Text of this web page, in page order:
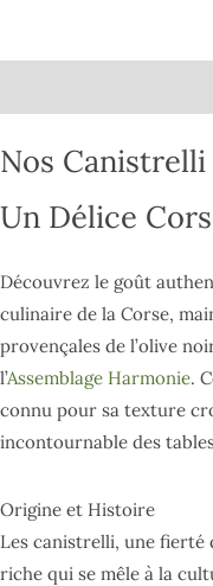
Nos
Un Délice
Découvrez le goût
culinaire de la Corse,
provençales de l’olive
l’Assemblage Harmonie.
connu pour sa texture
incontournable des
Origine et Histoire
Les canistrelli, une fierté
riche qui se mêle à la